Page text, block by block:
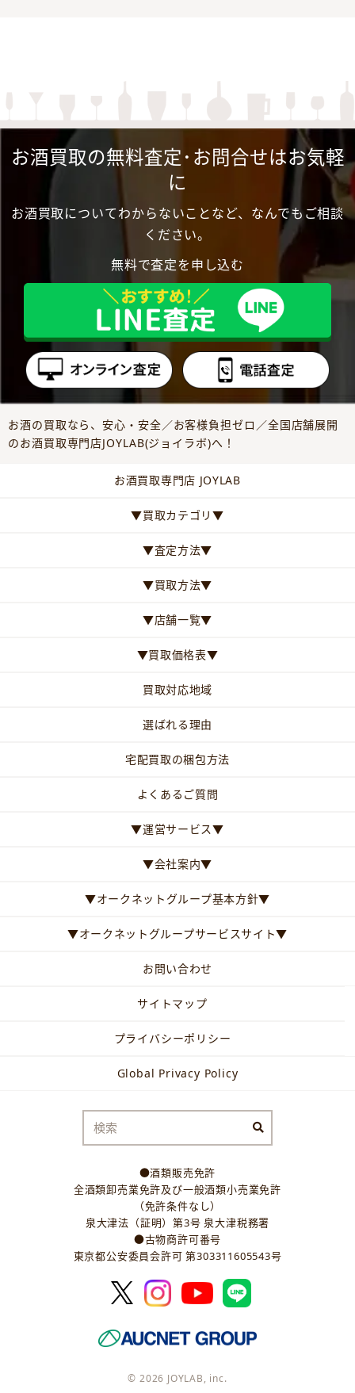
お酒買取の無料査定･お問合せはお気軽
に
お酒買取についてわからないことなど、なんでもご相談
ください。
無料で査定を申し込む
お酒の買取なら、安心・安全／お客様負担ゼロ／全国店舗展開
のお酒買取専門店JOYLAB(ジョイラボ)へ！
お酒買取専門店 JOYLAB
▼買取カテゴリ▼
▼査定方法▼
▼買取方法▼
▼店舗一覧▼
▼買取価格表▼
買取対応地域
選ばれる理由
宅配買取の梱包方法
よくあるご質問
▼運営サービス▼
▼会社案内▼
▼オークネットグループ基本方針▼
▼オークネットグループサービスサイト▼
お問い合わせ
サイトマップ
プライバシーポリシー
Global Privacy Policy
●酒類販売免許
全酒類卸売業免許及び一般酒類小売業免許
（免許条件なし）
泉大津法（証明）第3号 泉大津税務署
●古物商許可番号
東京都公安委員会許可 第303311605543号
© 2026 JOYLAB, inc.